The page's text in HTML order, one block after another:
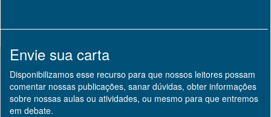
Envie sua carta
Disponibilizamos esse recurso para que nossos leitores possam
comentar nossas publicações, sanar dúvidas, obter informações
sobre nossas aulas ou atividades, ou mesmo para que entremos
em debate.